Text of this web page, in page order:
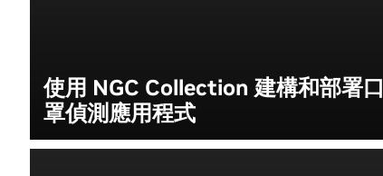
使用 NGC Collection 建構和部署口
罩偵測應用程式